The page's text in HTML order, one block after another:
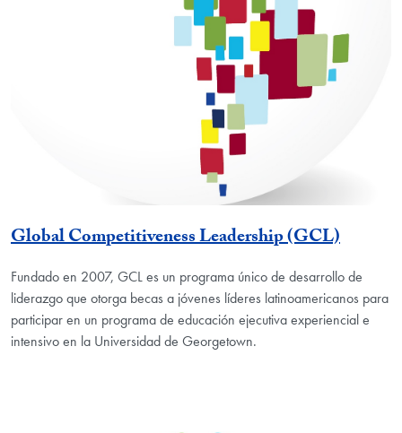
Global Competitiveness Leadership (GCL)
Fundado en 2007, GCL es un programa único de desarrollo de
liderazgo que otorga becas a jóvenes líderes latinoamericanos para
participar en un programa de educación ejecutiva experiencial e
intensivo en la Universidad de Georgetown.